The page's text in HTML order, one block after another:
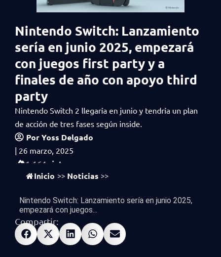
Nintendo Switch: Lanzamiento
sería en junio 2025, empezará
con juegos first party y a
finales de año con apoyo third
party
Nintendo Switch 2 llegaría en junio y tendría un plan
de acción de tres fases según inside.
PorYoss Delgado
| 26 marzo, 2025
1,161 vistas
Inicio >> Noticias >>
Nintendo Switch: Lanzamiento sería en junio 2025,
empezará con juegos...
Compartir: